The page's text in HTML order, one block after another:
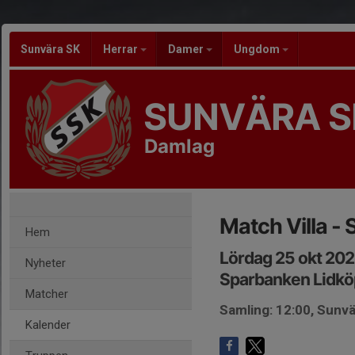
Sunvära SK Herrar Damer Ungdom
SUNVÄRA
Damlag
Hem
Nyheter
Matcher
Kalender
Match Villa -
Lördag 25 okt
Sparbanken
Samling: 12:00,